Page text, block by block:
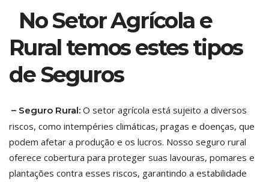
No Setor Agrícola e
Rural temos estes tipos
de Seguros
– Seguro Rural: O setor agrícola está sujeito a diversos
riscos, como intempéries climáticas, pragas e doenças, que
podem afetar a produção e os lucros. Nosso seguro rural
oferece cobertura para proteger suas lavouras, pomares e
plantações contra esses riscos, garantindo a estabilidade